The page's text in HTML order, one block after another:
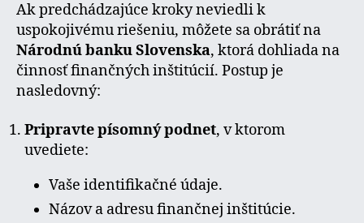
Ak predchádzajúce kroky neviedli k
uspokojivému riešeniu, môžete sa obrátiť na
Národnú banku Slovenska, ktorá dohliada na
činnosť finančných inštitúcií. Postup je
nasledovný:
Pripravte písomný podnet, v ktorom
uvediete:
Vaše identifikačné údaje.
Názov a adresu finančnej inštitúcie.